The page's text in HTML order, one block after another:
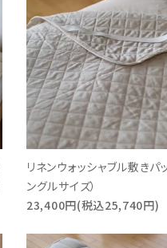
リネンウォッシャブル敷きパ
ングルサイズ）
23,400円(税込25,740円)